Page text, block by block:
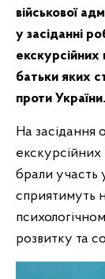
військової
у засіданні
батьки яких
проти України.
На засідання
екскурсійних
брали участь
сприятимуть
розвитку та